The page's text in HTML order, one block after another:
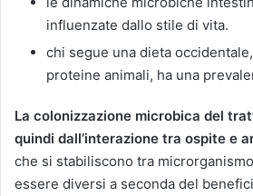
influenzate dallo stile di vita.
chi segue una dieta
proteine ​​animali, ha una
La colonizzazione microbica del
quindi dall’interazione tra ospite e
che si stabiliscono tra
essere diversi a seconda del